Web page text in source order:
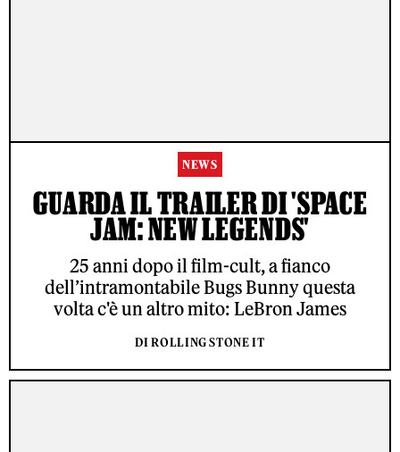
NEWS
GUARDA IL TRAILER DI 'SPACE
JAM: NEW LEGENDS'
25 anni dopo il film-cult, a fianco
dell’intramontabile Bugs Bunny questa
volta c'è un altro mito: LeBron James
DI ROLLING STONE IT